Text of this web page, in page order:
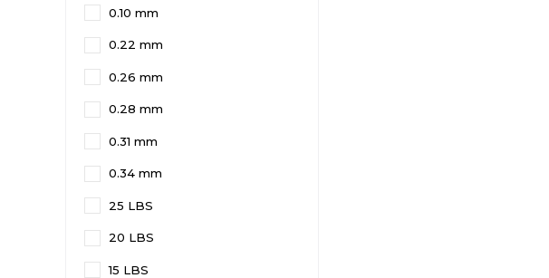
0.10 mm
0.22 mm
0.26 mm
0.28 mm
0.31 mm
0.34 mm
25 LBS
20 LBS
15 LBS